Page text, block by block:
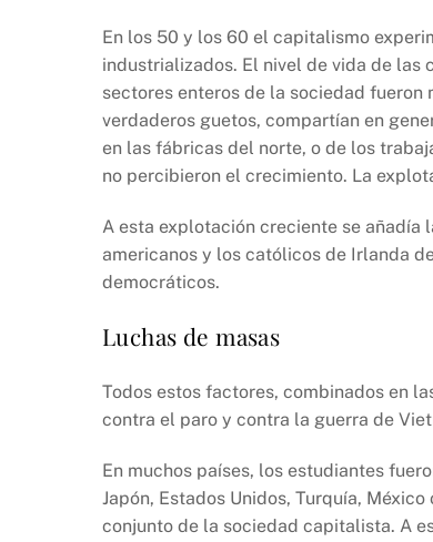
En los 50 y los 60 el capitalismo
industrializados. El nivel de vida de las
sectores enteros de la sociedad fueron
verdaderos guetos, compartían en
en las fábricas del norte, o de los
no percibieron el crecimiento. La
A esta explotación creciente se añadía
americanos y los católicos de Irlanda
democráticos.
Luchas de masas
Todos estos factores, combinados en
contra el paro y contra la guerra de
En muchos países, los estudiantes
Japón, Estados Unidos, Turquía,
conjunto de la sociedad capitalista. A